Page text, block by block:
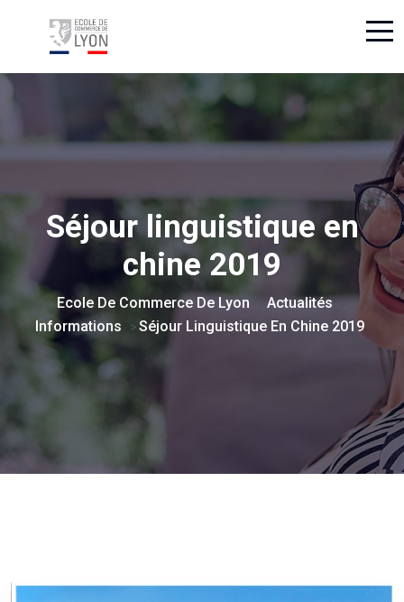
Séjour linguistique en
chine 2019
Ecole De Commerce De Lyon Actualités
Informations >Séjour Linguistique En Chine 2019